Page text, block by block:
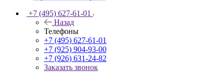
+7 (495) 627-61-01
Назад
Телефоны
+7 (495) 627-61-01
+7 (925) 904-93-00
+7 (926) 631-24-82
Заказать звонок